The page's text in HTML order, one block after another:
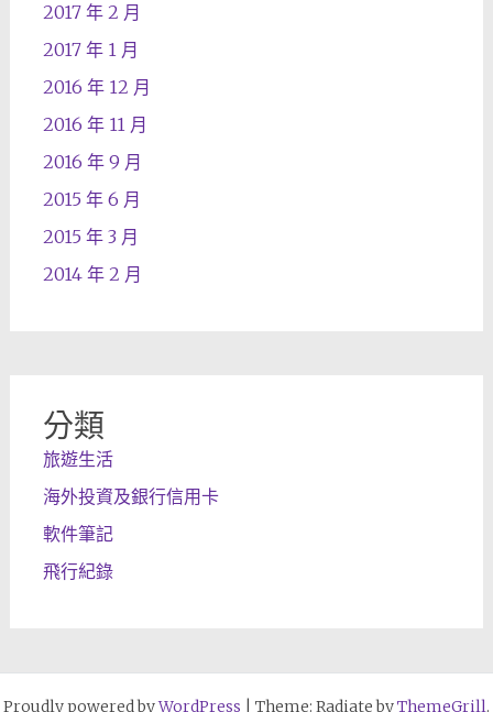
2017 年 2 月
2017 年 1 月
2016 年 12 月
2016 年 11 月
2016 年 9 月
2015 年 6 月
2015 年 3 月
2014 年 2 月
分類
旅遊生活
海外投資及銀行信用卡
軟件筆記
飛行紀錄
Proudly powered byWordPress Theme: Radiate byThemeGrill.